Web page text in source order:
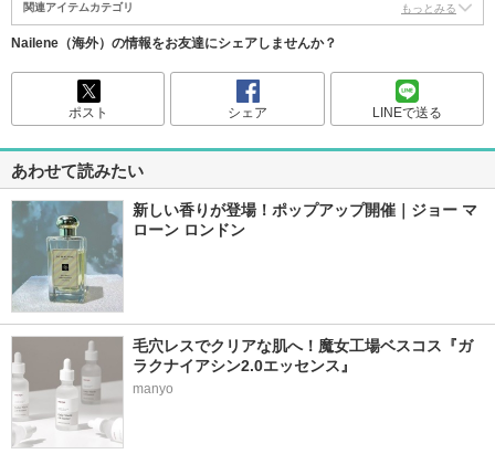
関連アイテムカテゴリ もっとみる
Nailene（海外）の情報をお友達にシェアしませんか？
ポスト シェア LINEで送る
あわせて読みたい
新しい香りが登場！ポップアップ開催｜ジョー マ
ローン ロンドン
毛穴レスでクリアな肌へ！魔女工場ベスコス『ガ
ラクナイアシン2.0エッセンス』
manyo